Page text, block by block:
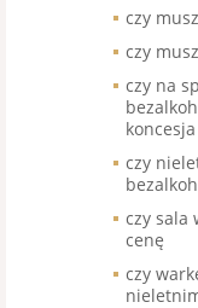
czy
czy
czy na
koncesja
czy
czy sala
cenę
czy